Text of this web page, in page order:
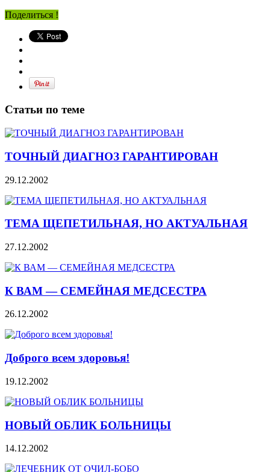
Поделиться !
Статьи по теме
ТОЧНЫЙ ДИАГНОЗ ГАРАНТИРОВАН
29.12.2002
ТЕМА ЩЕПЕТИЛЬНАЯ, НО АКТУАЛЬНАЯ
27.12.2002
К ВАМ — СЕМЕЙНАЯ МЕДСЕСТРА
26.12.2002
Доброго всем здоровья!
19.12.2002
НОВЫЙ ОБЛИК БОЛЬНИЦЫ
14.12.2002